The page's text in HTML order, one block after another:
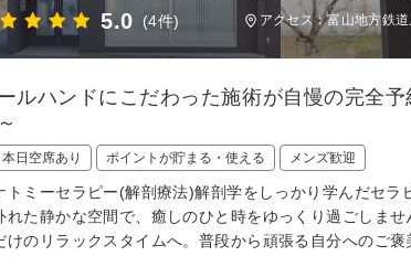
5.0 (4件) アクセス：富山地方鉄
ルハンドにこだわった施術が自慢の完
日空席あり ポイントが貯まる・使える メンズ歓迎
トミーセラピー(解剖療法)解剖学をしっかり学んだセ
れた静かな空間で、癒しのひと時をゆっくり過ごしま
けのリラックスタイムへ。普段から頑張る自分へのご